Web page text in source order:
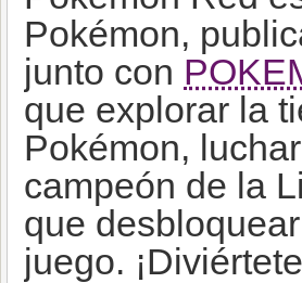
Pokémon,
junto con
que explorar la
Pokémon,
campeón de la
que
juego.